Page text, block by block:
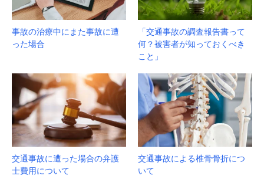
事故の治療中にまた事故に遭
った場合
「交通事故の調査報告書って
何？被害者が知っておくべき
こと」
交通事故に遭った場合の弁護
士費用について
交通事故による椎骨骨折につ
いて